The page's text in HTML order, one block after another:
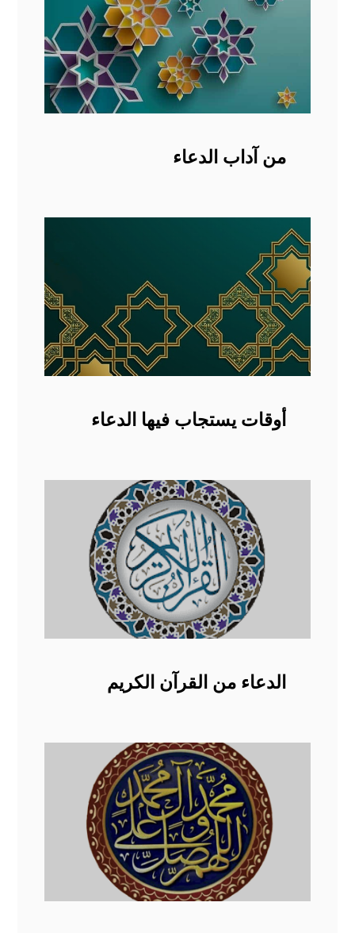
من آداب الدعاء
أوقات يستجاب فيها الدعاء
الدعاء من القرآن الكريم